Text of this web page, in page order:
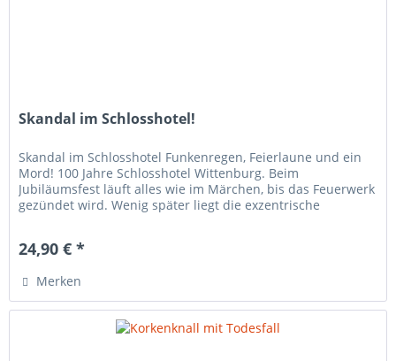
Skandal im Schlosshotel!
Skandal im Schlosshotel Funkenregen, Feierlaune und ein
Mord! 100 Jahre Schlosshotel Wittenburg. Beim
Jubiläumsfest läuft alles wie im Märchen, bis das Feuerwerk
gezündet wird. Wenig später liegt die exzentrische
24,90 € *
Merken